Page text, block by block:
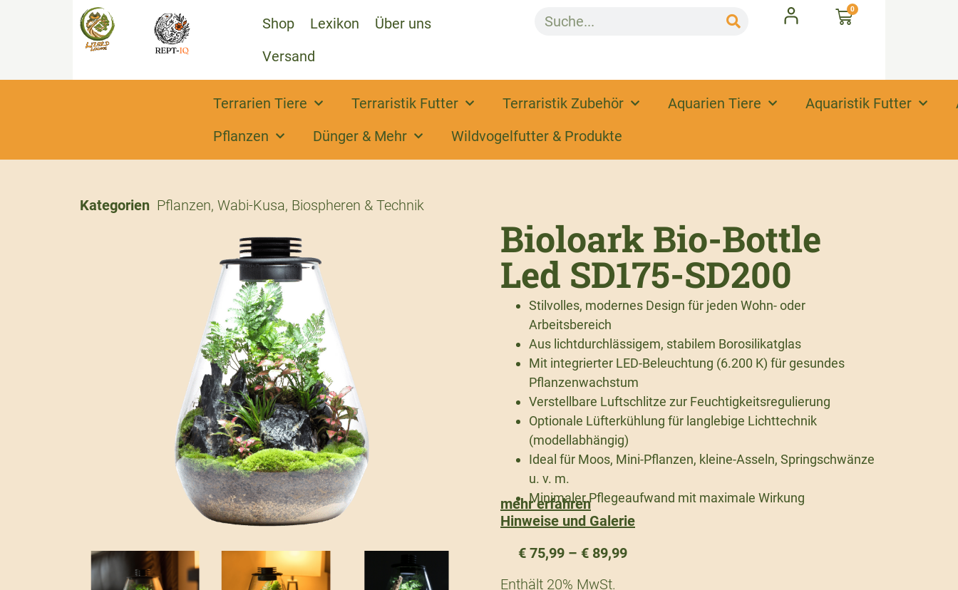
Shop Lexikon
Über uns
Versand
0
Terrarien Tiere Terraristik Futter Terraristik Zubehör Aquarien Tiere Aquaristik Futter
Pflanzen
Dünger & Mehr Wildvogelfutter & Produkte
Kategorien Pflanzen, Wabi-Kusa, Biospheren & Technik
Bioloark Bio-Bottle
Led SD175-SD200
Stilvolles, modernes Design für jeden Wohn- oder
Arbeitsbereich
Aus lichtdurchlässigem, stabilem Borosilikatglas
Mit integrierter LED-Beleuchtung (6.200 K) für gesundes
Pflanzenwachstum
Verstellbare Luftschlitze zur Feuchtigkeitsregulierung
Optionale Lüfterkühlung für langlebige Lichttechnik
(modellabhängig)
Ideal für Moos, Mini-Pflanzen, kleine-Asseln, Springschwänze
u. v. m.
Minimaler Pflegeaufwand mit maximale Wirkung
mehr erfahren
Hinweise und Galerie
€ 75,99 – € 89,99
Enthält 20% MwSt.